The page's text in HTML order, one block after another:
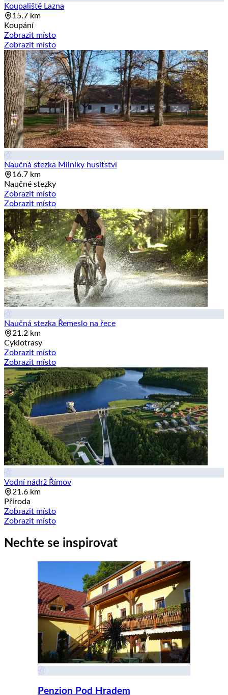
Koupaliště Lazna
15.7 km
Koupání
Zobrazit místo
Zobrazit místo
Naučná stezka Milníky husitství
16.7 km
Naučné stezky
Zobrazit místo
Zobrazit místo
Naučná stezka Řemeslo na řece
21.2 km
Cyklotrasy
Zobrazit místo
Zobrazit místo
Vodní nádrž Římov
21.6 km
Příroda
Zobrazit místo
Zobrazit místo
Nechte se inspirovat
Penzion Pod Hradem